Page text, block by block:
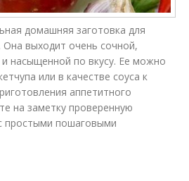
домашняя заготовка для
Она выходит очень сочной,
насыщенной по вкусу. Ее можно
или в качестве соуса к
аппетитного
на заметку проверенную
простыми пошаговыми